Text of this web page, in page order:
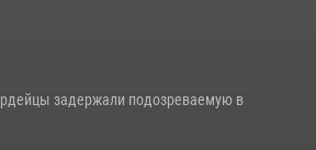
задержали подозреваемую в